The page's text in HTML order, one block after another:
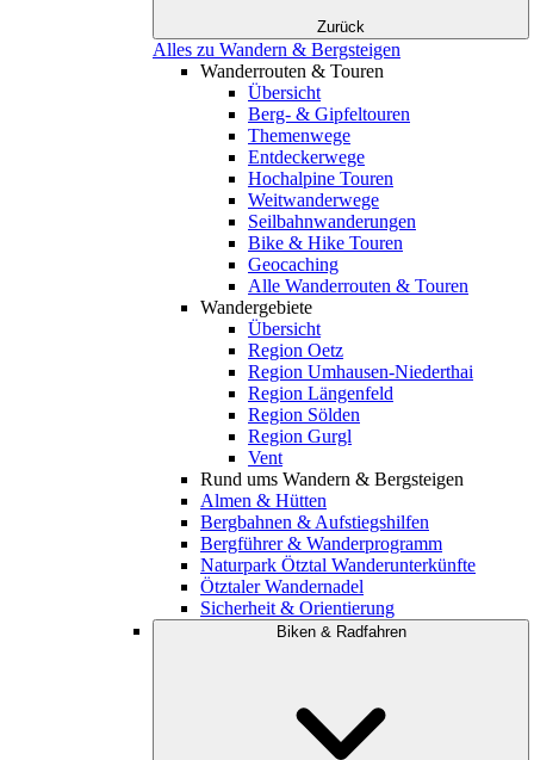
Zurück
Alles zu Wandern & Bergsteigen
Wanderrouten & Touren
Übersicht
Berg- & Gipfeltouren
Themenwege
Entdeckerwege
Hochalpine Touren
Weitwanderwege
Seilbahnwanderungen
Bike & Hike Touren
Geocaching
Alle Wanderrouten & Touren
Wandergebiete
Übersicht
Region Oetz
Region Umhausen-Niederthai
Region Längenfeld
Region Sölden
Region Gurgl
Vent
Rund ums Wandern & Bergsteigen
Almen & Hütten
Bergbahnen & Aufstiegshilfen
Bergführer & Wanderprogramm
Naturpark Ötztal Wanderunterkünfte
Ötztaler Wandernadel
Sicherheit & Orientierung
Biken & Radfahren